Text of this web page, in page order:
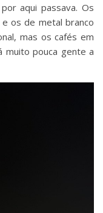
aqui passava. Os
os de metal branco
mas os cafés em
muito pouca gente a